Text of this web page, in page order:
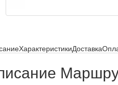
ХарактеристикиДоставка